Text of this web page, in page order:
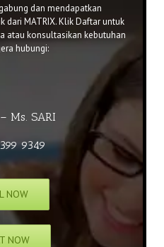
dan mendapatkan
dari MATRIX. KlikDaftaruntuk
atau konsultasikan kebutuhan
hubungi:
Ms. SARI
9349
NOW
NOW